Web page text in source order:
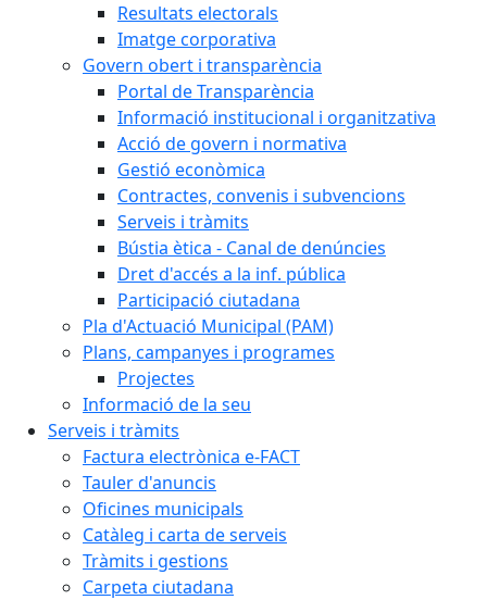
Resultats electorals
Imatge corporativa
Govern obert i transparència
Portal de Transparència
Informació institucional i organitzativa
Acció de govern i normativa
Gestió econòmica
Contractes, convenis i subvencions
Serveis i tràmits
Bústia ètica - Canal de denúncies
Dret d'accés a la inf. pública
Participació ciutadana
Pla d'Actuació Municipal (PAM)
Plans, campanyes i programes
Projectes
Informació de la seu
Serveis i tràmits
Factura electrònica e-FACT
Tauler d'anuncis
Oficines municipals
Catàleg i carta de serveis
Tràmits i gestions
Carpeta ciutadana